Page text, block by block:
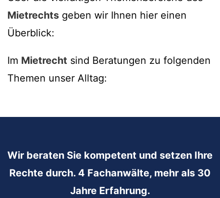
Mietrechts geben wir Ihnen hier einen
Überblick:
Im Mietrecht sind Beratungen zu folgenden
Themen unser Alltag:
Wir beraten Sie kompetent und setzen Ihre
Rechte durch. 4 Fachanwälte, mehr als 30
Jahre Erfahrung.